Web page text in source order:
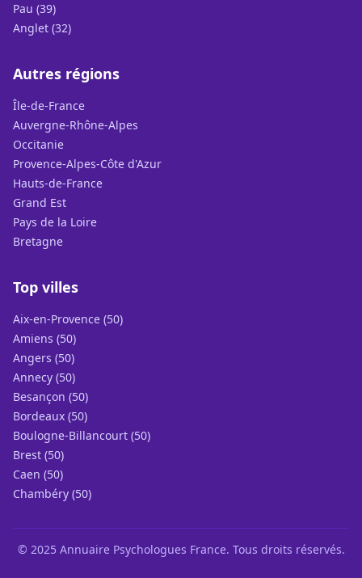
Pau (39)
Anglet (32)
Autres régions
Île-de-France
Auvergne-Rhône-Alpes
Occitanie
Provence-Alpes-Côte d'Azur
Hauts-de-France
Grand Est
Pays de la Loire
Bretagne
Top villes
Aix-en-Provence (50)
Amiens (50)
Angers (50)
Annecy (50)
Besançon (50)
Bordeaux (50)
Boulogne-Billancourt (50)
Brest (50)
Caen (50)
Chambéry (50)
© 2025 Annuaire Psychologues France. Tous droits réservés.